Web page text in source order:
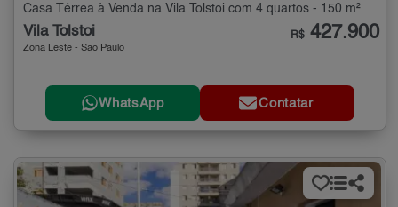
Casa Térrea à Venda na Vila Tolstoi com 4 quartos - 150 m²
Vila Tolstoi
Zona Leste - São Paulo
R$ 427.900
WhatsApp Contatar